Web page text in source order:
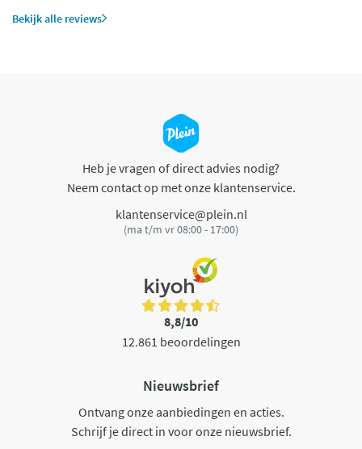
Bekijk alle reviews
Heb je vragen of direct advies nodig?
Neem contact op met onze klantenservice.
klantenservice@plein.nl
(ma t/m vr 08:00 - 17:00)
8,8/10
12.861 beoordelingen
Nieuwsbrief
Ontvang onze aanbiedingen en acties.
Schrijf je direct in voor onze nieuwsbrief.